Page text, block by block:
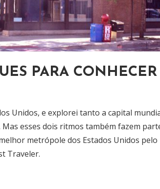
PARA CONHECER
Unidos, e explorei tanto a capital
esses dois ritmos também fazem
metrópole dos Estados Unidos pelo
Traveler.